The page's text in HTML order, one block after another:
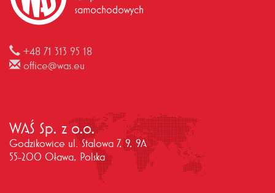
+48 71 313 95 18
office@was.eu
WAŚ Sp. z o.o.
Godzikowice ul. Stalowa 7, 9, 9A
55-200 Oława, Polska